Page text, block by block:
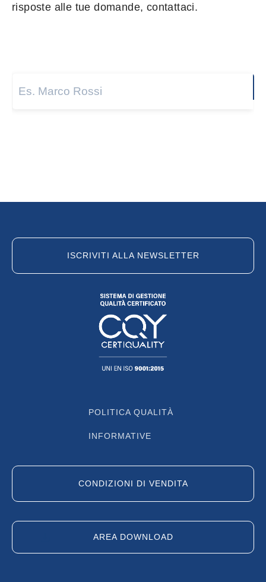
risposte alle tue domande, contattaci.
ISCRIVITI ALLA NEWSLETTER
POLITICA QUALITÀ
INFORMATIVE
CONDIZIONI DI VENDITA
AREA DOWNLOAD